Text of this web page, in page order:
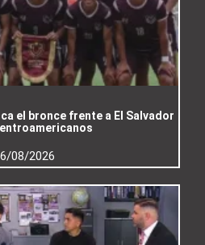
el bronce frente a El Salvador
08/2026